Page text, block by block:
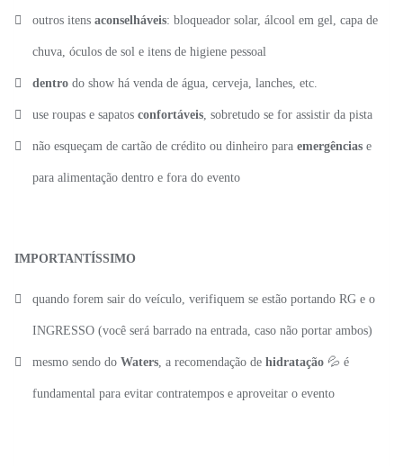
outros itens aconselháveis: bloqueador solar, álcool em gel, capa de
chuva, óculos de sol e itens de higiene pessoal
dentro do show há venda de água, cerveja, lanches, etc.
use roupas e sapatos confortáveis , sobretudo se for assistir da pista
não esqueçam de cartão de crédito ou dinheiro para emergências e
para alimentação dentro e fora do evento
IMPORTANTÍSSIMO
quando forem sair do veículo, verifiquem se estão portando RG e o
INGRESSO (você será barrado na entrada, caso não portar ambos)
mesmo sendo do Waters , a recomendação de hidratação 💦 é
fundamental para evitar contratempos e aproveitar o evento